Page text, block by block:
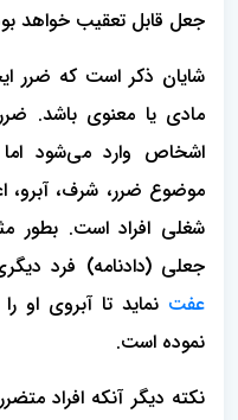
جعل قابل تعقیب خواهد
شایان ذکر است که ضرر
مادی یا معنوی باشد.
اشخاص وارد می‌شود
موضوع ضرر، شرف، آبرو،
شغلی افراد است. بطور
جعلی (دادنامه) فرد
عفت نماید تا آبروی او
نموده است.
نکته دیگر آنکه افراد